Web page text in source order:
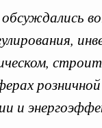
обсуждались
и среда